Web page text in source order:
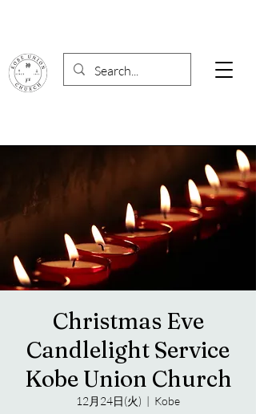
Christmas Eve
Candlelight Service
Kobe Union Church
12月24日(火)
  |
Kobe